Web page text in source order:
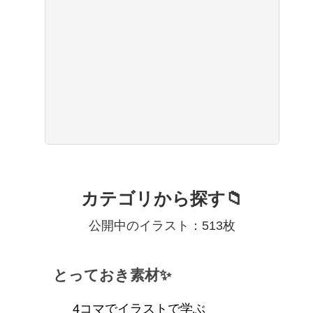
カテゴリから探す📁
公開中のイラスト：513枚
とっておき素材✨
4コマでイラストで学ぶ